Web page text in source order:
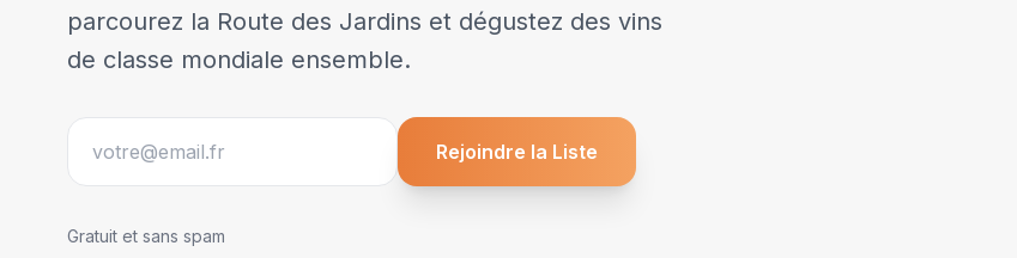
parcourez la Route des Jardins et dégustez des vins
de classe mondiale ensemble.
Rejoindre la Liste
Gratuit et sans spam